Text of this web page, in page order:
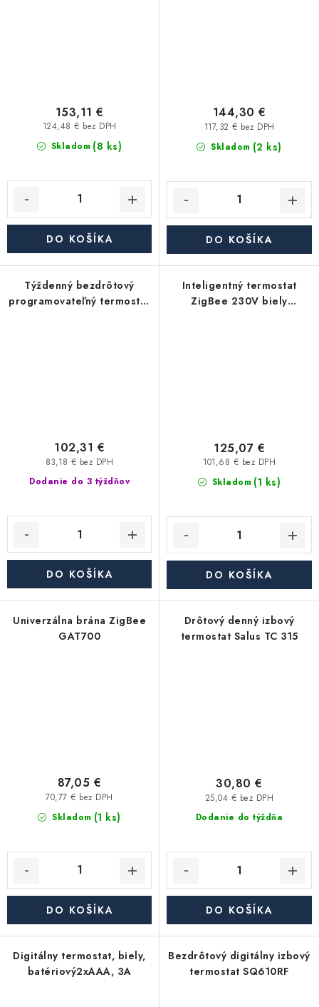
Skladom (8 ks)
124,48 € bez DPH
153,11 €
DO KOŠÍKA
Skladom (2 ks)
117,32 € bez DPH
144,30 €
DO KOŠÍKA
Týždenný bezdrôtový
programovateľný termostat
Dodanie do 3 týždňov
83,18 € bez DPH
102,31 €
DO KOŠÍKA
Inteligentný termostat
ZigBee 230V biely
Skladom (1 ks)
101,68 € bez DPH
125,07 €
DO KOŠÍKA
Univerzálna brána ZigBee
GAT700
Skladom (1 ks)
70,77 € bez DPH
87,05 €
DO KOŠÍKA
Drôtový denný izbový
termostat Salus TC 315
Dodanie do týždňa
25,04 € bez DPH
30,80 €
DO KOŠÍKA
Digitálny termostat, biely,
batériový2xAAA, 3A
Bezdrôtový digitálny izbový
termostat SQ610RF